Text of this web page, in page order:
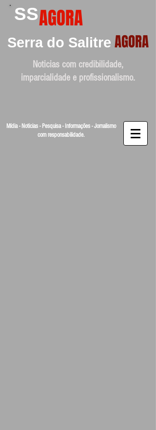
SSAGORA
Serra do Salitre AGORA
Noticias com credibilidade,
imparcialidade e profissionalismo.
Mídia - Noticias - Pesquisa - Informações - Jornalismo
com responsabilidade.